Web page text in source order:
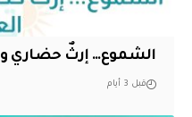
الشموع… إرثٌ حضاري
قبل 3 أيام